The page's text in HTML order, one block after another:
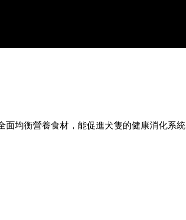
均衡營養食材，能促進犬隻的健康消化系